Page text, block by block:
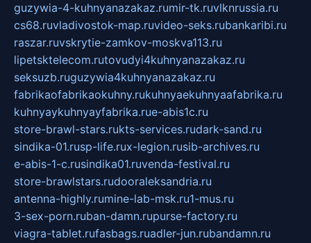
guzywia-4-kuhnyanazakaz.rumir-tk.ruvlknrussia.ru
cs68.ruvladivostok-map.ruvideo-seks.rubankaribi.ru
raszar.ruvskrytie-zamkov-moskva113.ru
lipetsktelecom.rutovudyi4kuhnyanazakaz.ru
seksuzb.ruguzywia4kuhnyanazakaz.ru
fabrikaofabrikaokuhny.rukuhnyaekuhnyaafabrika.ru
kuhnyaykuhnyayfabrika.rue-abis1c.ru
store-brawl-stars.rukts-services.rudark-sand.ru
sindika-01.rusp-life.rux-legion.rusib-archives.ru
e-abis-1-c.rusindika01.ruvenda-festival.ru
store-brawlstars.rudooraleksandria.ru
antenna-highly.rumine-lab-msk.ru1-mus.ru
3-sex-porn.ruban-damn.rupurse-factory.ru
viagra-tablet.rufasbags.ruadler-jun.rubandamn.ru